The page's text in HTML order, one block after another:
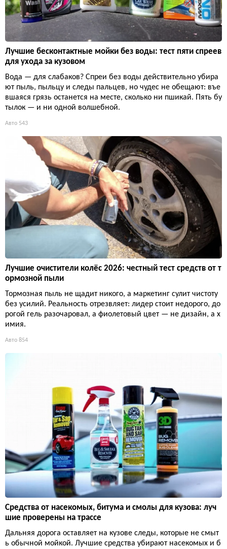
Лучшие бесконтактные мойки без воды: тест пяти спреев
для ухода за кузовом
Вода — для слабаков? Спреи без воды действительно убира
ют пыль, пыльцу и следы пальцев, но чудес не обещают: въе
вшаяся грязь останется на месте, сколько ни пшикай. Пять бу
тылок — и ни одной волшебной.
Авто 543
Лучшие очистители колёс 2026: честный тест средств от т
ормозной пыли
Тормозная пыль не щадит никого, а маркетинг сулит чистоту
без усилий. Реальность отрезвляет: лидер стоит недорого, до
рогой гель разочаровал, а фиолетовый цвет — не дизайн, а х
имия.
Авто 854
Средства от насекомых, битума и смолы для кузова: луч
шие проверены на трассе
Дальняя дорога оставляет на кузове следы, которые не смыт
ь обычной мойкой. Лучшие средства убирают насекомых и б